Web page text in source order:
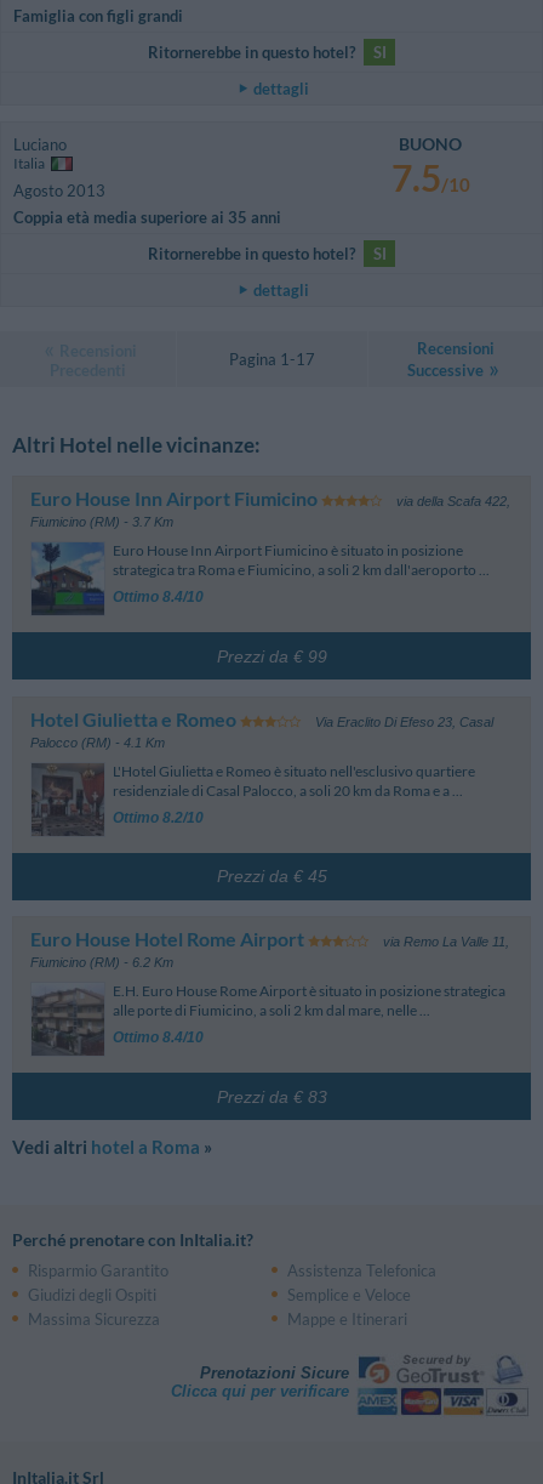
Famiglia con figli grandi
Ritornerebbe in questo hotel?
SI
dettagli
Luciano
Italia
Agosto 2013
Coppia età media superiore ai 35 anni
BUONO
7.5/10
Ritornerebbe in questo hotel?
SI
dettagli
Pagina 1-17
Recensioni
Successive
Altri Hotel nelle vicinanze:
Euro House Inn Airport Fiumicino via della Scafa 422,
Fiumicino (RM) - 3.7 Km
Euro House Inn Airport Fiumicino è situato in posizione
strategica tra Roma e Fiumicino, a soli 2 km dall'aeroporto ...
Ottimo 8.4/10
Prezzi da € 99
Hotel Giulietta e Romeo Via Eraclito Di Efeso 23, Casal
Palocco (RM) - 4.1 Km
L'Hotel Giulietta e Romeo è situato nell'esclusivo quartiere
residenziale di Casal Palocco, a soli 20 km da Roma e a ...
Ottimo 8.2/10
Prezzi da € 45
Euro House Hotel Rome Airport via Remo La Valle 11,
Fiumicino (RM) - 6.2 Km
E.H. Euro House Rome Airport è situato in posizione strategica
alle porte di Fiumicino, a soli 2 km dal mare, nelle ...
Ottimo 8.4/10
Prezzi da € 83
Vedi altri hotel a Roma »
Perché prenotare con InItalia.it?
Risparmio Garantito
Assistenza Telefonica
Giudizi degli Ospiti
Semplice e Veloce
Massima Sicurezza
Mappe e Itinerari
Prenotazioni Sicure
Clicca qui per verificare
InItalia.it Srl